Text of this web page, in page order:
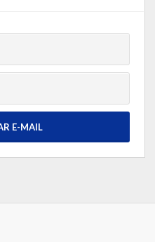
João Alfredo Sachser
Osvaldo Cruz
E-MAIL